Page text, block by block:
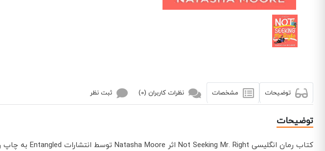
توضیحات مشخصات نظرات کاربران (0) ثبت نظر
توضیحات
کتاب رمان انگلیسی Not Seeking Mr. Right اثر Natasha Moore توسط انتشارات Entangled به چاپ رسیده است.